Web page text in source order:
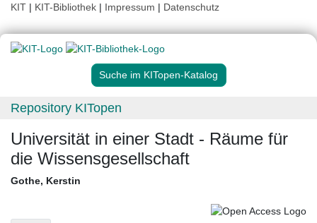
KIT | KIT-Bibliothek | Impressum | Datenschutz
Suche im KITopen-Katalog
Repository KITopen
Universität in einer Stadt - Räume für
die Wissensgesellschaft
Gothe, Kerstin